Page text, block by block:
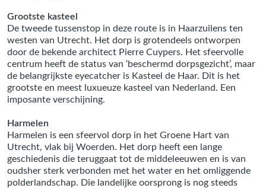
Grootste kasteel
De tweede tussenstop in deze route is in Haarzuilens ten
westen van Utrecht. Het dorp is grotendeels ontworpen
door de bekende architect Pierre Cuypers. Het sfeervolle
centrum heeft de status van ‘beschermd dorpsgezicht’, maar
de belangrijkste eyecatcher is Kasteel de Haar. Dit is het
grootste en meest luxueuze kasteel van Nederland. Een
imposante verschijning.
Harmelen
Harmelen is een sfeervol dorp in het Groene Hart van
Utrecht, vlak bij Woerden. Het dorp heeft een lange
geschiedenis die teruggaat tot de middeleeuwen en is van
oudsher sterk verbonden met het water en het omliggende
polderlandschap. Die landelijke oorsprong is nog steeds